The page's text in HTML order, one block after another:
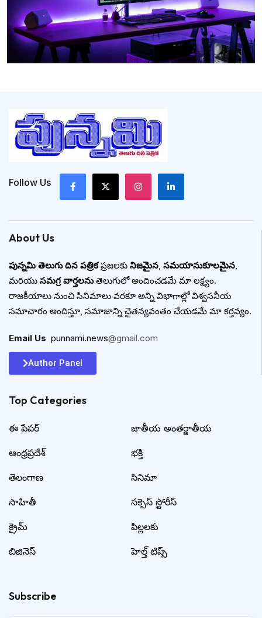
Follow Us
About Us
పున్నమి తెలుగు దిన పత్రికప్రజలకు నిజమైన, సమయానుకూలమైన,
మరియు సమగ్ర వార్తలనుతెలుగులో అందించడమే మా లక్ష్యం.
రాజకీయాలు నుంచి సినిమాలు వరకూ అన్ని విభాగాల్లో విశ్వసనీయ
సమాచారం అందిస్తూ, సమాజాన్ని చైతన్యవంతం చేయడమే మా కర్తవ్యం.
Email Us punnami.news@gmail.com
Author Panel
Top Categories​
ఈ పేపర్
ఆంధ్రప్రదేశ్
తెలంగాణ
సాహితీ
క్రైమ్
బిజినెస్
జాతీయ అంతర్జాతీయ
భక్తి
సినిమా
సక్సెస్ స్టోరీస్
పిల్లలకు
హెల్త్ టిప్స్
Subscribe